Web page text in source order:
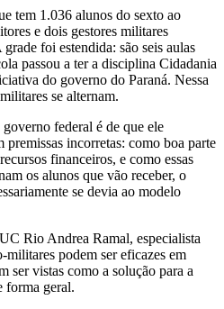
tem 1.036 alunos do sexto ao
e dois gestores militares
foi estendida: são seis aulas
passou a ter a disciplina Cidadania
do governo do Paraná. Nessa
se alternam.
federal é de que ele
premissas incorretas: como boa parte
financeiros, e como essas
os alunos que vão receber, o
se devia ao modelo
Rio Andrea Ramal, especialista
militares podem ser eficazes em
ser vistas como a solução para a
forma geral.